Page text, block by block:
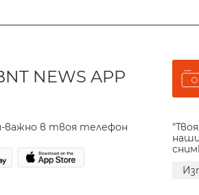
NEWS APP
важно в твоя телефон